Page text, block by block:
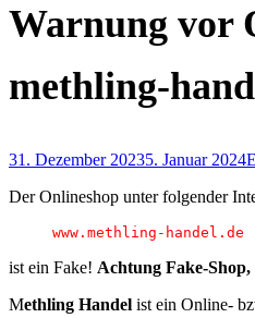
Warnung vor
methling-
31. Dezember 20235. Januar 2024
Der Onlineshop unter folgender
www.methling-handel.de
ist ein Fake! Achtung Fake-Shop,
Methling Handel ist ein Online-